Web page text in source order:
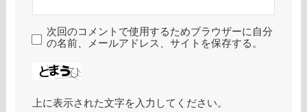
次回のコメントで使用するためブラウザーに自分
の名前、メールアドレス、サイトを保存する。
上に表示された文字を入力してください。